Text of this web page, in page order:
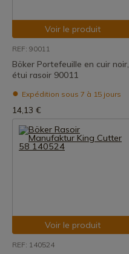
Voir le produit
REF: 90011
Böker Portefeuille en cuir noir,
étui rasoir 90011
Expédition sous 7 à 15 jours
14,13 €
Voir le produit
REF: 140524